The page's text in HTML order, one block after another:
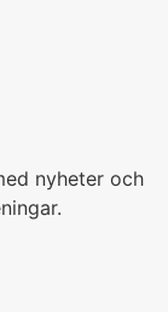
nyheter och